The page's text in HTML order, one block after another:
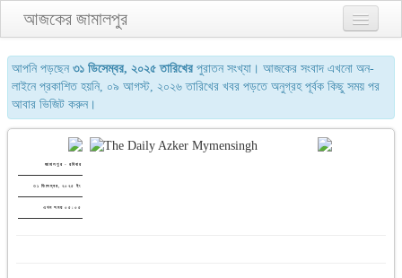
আজকের জামালপুর
প্রথম পাতা
২য় পাতা
৩য় পাতা
শেষের পাতা
আমাদের সম্পর্কে
আপনি পড়ছেন৩১ ডিসেম্বর, ২০২৫ তারিখের পুরাতন সংখ্যা। আজকের সংবাদ এখনো অন-
লাইনে প্রকাশিত হয়নি, ০৯ আগস্ট, ২০২৬ তারিখের খবর পড়তে অনুগ্রহ পূর্বক কিছু সময় পর
আবার ভিজিট করুন।
জামালপুর - রবিবার
৩১ ডিসেম্বর, ২০২৫ ইং
এখন সময় ০৫:০৫